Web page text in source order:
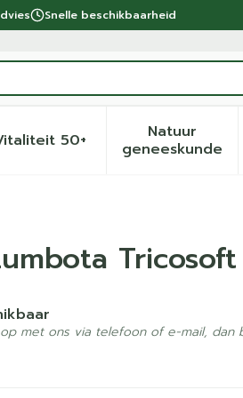
Snelle beschikbaarheid
categorie
en vitamines categorie
voor Zwangerschap en
50+
Toon submenu voor
Natuur
geneeskunde
Toon
met ons via telefoon of e-mail, dan